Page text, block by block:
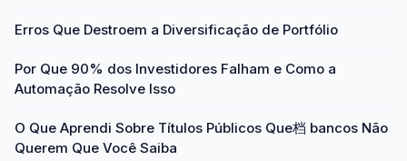
Erros Que Destroem a Diversificação de Portfólio
Por Que 90% dos Investidores Falham e Como a
Automação Resolve Isso
O Que Aprendi Sobre Títulos Públicos Que档 bancos Não
Querem Que Você Saiba